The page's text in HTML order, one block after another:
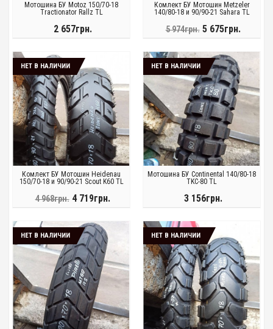
Мотошина БУ Motoz 150/70-18
Tractionator Rallz TL
2 657грн.
Комлект БУ Мотошин Metzeler
140/80-18 и 90/90-21 Sahara TL
5 974грн. 5 675грн.
НЕТ В НАЛИЧИИ
Комлект БУ Мотошин Heidenau
150/70-18 и 90/90-21 Scout K60 TL
4 968грн. 4 719грн.
НЕТ В НАЛИЧИИ
Мотошина БУ Continental 140/80-18
TKC-80 TL
3 156грн.
НЕТ В НАЛИЧИИ НЕТ В НАЛИЧИИ